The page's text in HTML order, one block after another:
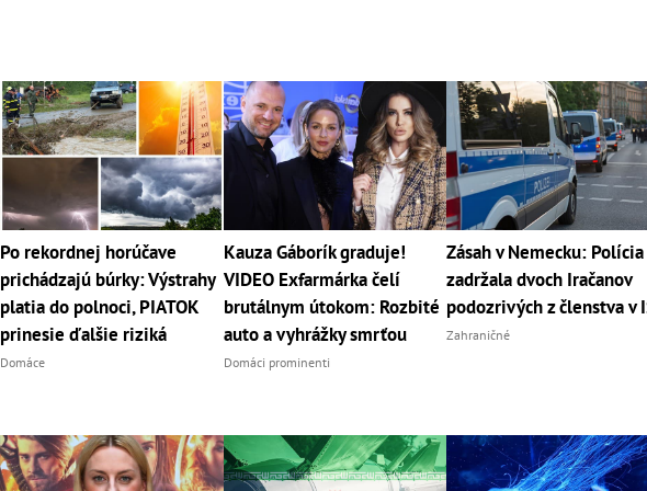
Po rekordnej horúčave
prichádzajú búrky: Výstrahy
platia do polnoci, PIATOK
prinesie ďalšie riziká
Domáce
Kauza Gáborík graduje!
VIDEO Exfarmárka čelí
brutálnym útokom: Rozbité
auto a vyhrážky smrťou
Domáci prominenti
Zásah v Nemecku: Polícia
zadržala dvoch Iračanov
podozrivých z členstva v
Zahraničné